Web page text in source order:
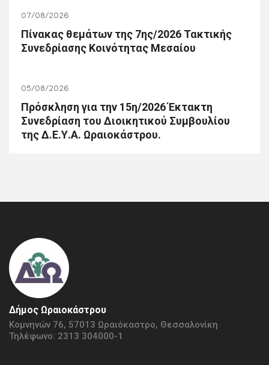
07/08/2026
Πίνακας θεμάτων της 7ης/2026 Τακτικής
Συνεδρίασης Κοινότητας Μεσαίου
05/08/2026
Πρόσκληση για την 15η/2026 Έκτακτη
Συνεδρίαση του Διοικητικού Συμβουλίου
της Δ.Ε.Υ.Α. Ωραιοκάστρου.
Δήμος Ωραιοκάστρου
Κομνηνών 76, 57013 Ωραιόκαστρο, Θεσσαλονίκη
Τηλέφωνο: 2313 304000-1